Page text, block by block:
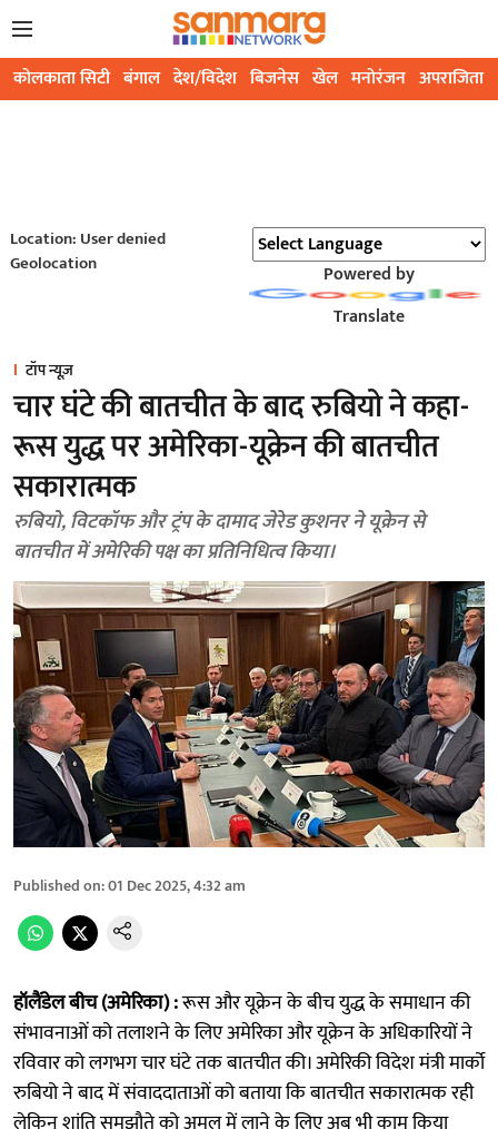
कोलकाता सिटी बंगाल देश/विदेश बिजनेस खेल मनोरंजन अपराजिता
Location: User denied
Geolocation
Powered by
Translate
टॉप न्यूज़
चार घंटे की बातचीत के बाद रुबियो ने कहा-
रूस युद्ध पर अमेरिका-यूक्रेन की बातचीत
सकारात्मक
रुबियो, विटकॉफ और ट्रंप के दामाद जेरेड कुशनर ने यूक्रेन से
बातचीत में अमेरिकी पक्ष का प्रतिनिधित्व किया।
Published on:01 Dec 2025, 4:32 am
हॉलैंडेल बीच (अमेरिका) :रूस और यूक्रेन के बीच युद्ध के समाधान की
संभावनाओं को तलाशने के लिए अमेरिका और यूक्रेन के अधिकारियों ने
रविवार को लगभग चार घंटे तक बातचीत की। अमेरिकी विदेश मंत्री मार्को
रुबियो ने बाद में संवाददाताओं को बताया कि बातचीत सकारात्मक रही